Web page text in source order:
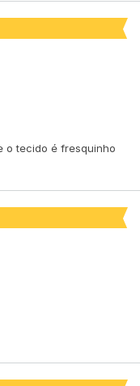
o tecido é fresquinho